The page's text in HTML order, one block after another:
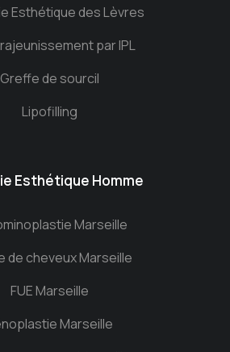
Esthétique des Lèvres
par IPL
Greffe de sourcil
Lipofilling
Esthétique Homme
Marseille
de cheveux Marseille
FUE Marseille
Marseille